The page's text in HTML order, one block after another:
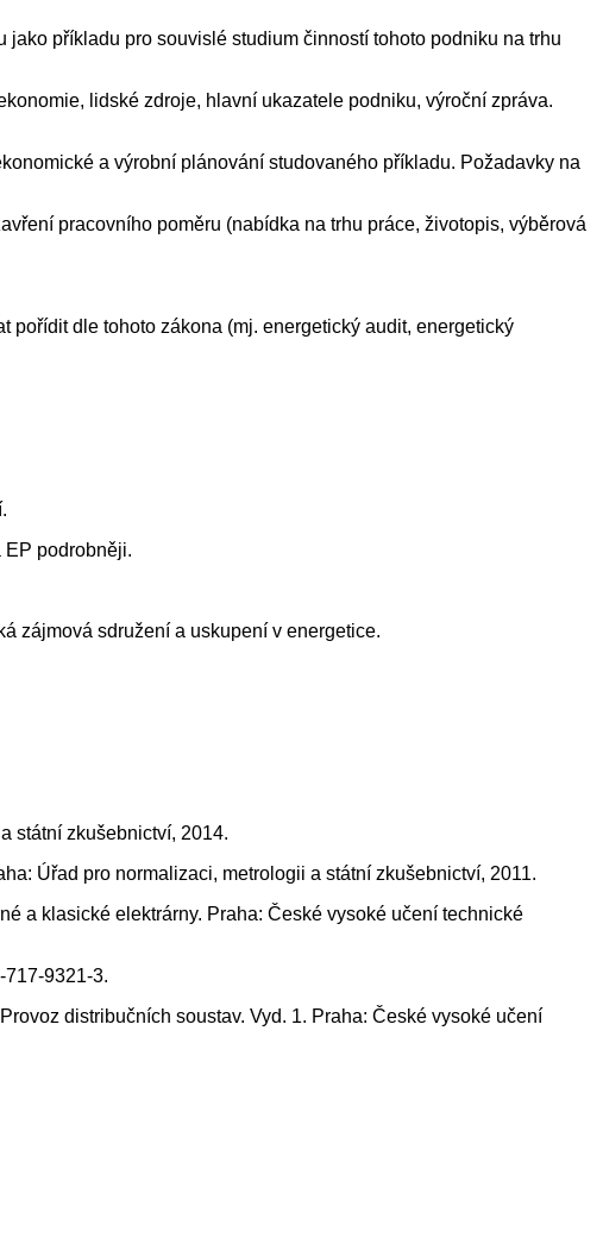
příkladu pro souvislé studium činností tohoto podniku na trhu
lidské zdroje, hlavní ukazatele podniku, výroční zpráva.
a výrobní plánování studovaného příkladu. Požadavky na
pracovního poměru (nabídka na trhu práce, životopis, výběrová
dle tohoto zákona (mj. energetický audit, energetický
EP podrobněji.
zájmová sdružení a uskupení v energetice.
státní zkušebnictví, 2014.
Úřad pro normalizaci, metrologii a státní zkušebnictví, 2011.
a klasické elektrárny. Praha: České vysoké učení technické
717-9321-3.
distribučních soustav. Vyd. 1. Praha: České vysoké učení